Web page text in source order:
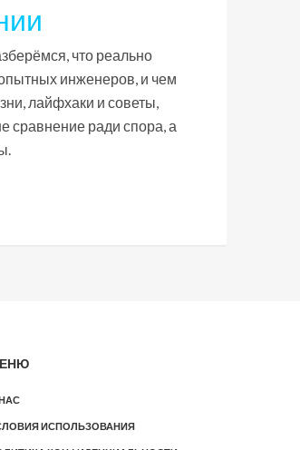
что реально
инженеров, и чем
лайфхаки и советы,
сравнение ради спора, а
ИСПОЛЬЗОВАНИЯ